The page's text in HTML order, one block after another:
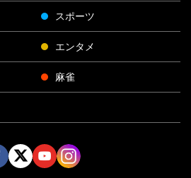
スポーツ
エンタメ
麻雀